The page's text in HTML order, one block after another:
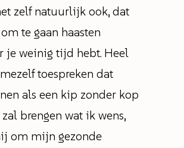
zelf natuurlijk ook, dat
te gaan haasten
je weinig tijd hebt. Heel
toespreken dat
als een kip zonder kop
brengen wat ik wens,
om mijn gezonde